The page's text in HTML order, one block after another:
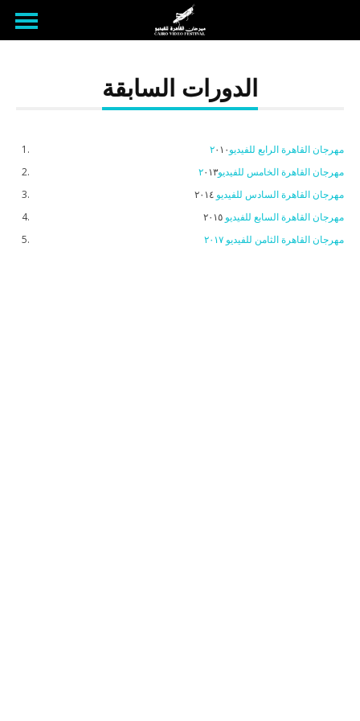
الدورات السابقة
مهرجان القاهرة الرابع للفيديو٢٠١٠
مهرجان القاهرة الخامس للفيديو٢٠١٣
مهرجان القاهرة السادس للفيديو
مهرجان القاهرة السابع للفيديو
مهرجان القاهرة الثامن للفيديو ٢٠١٧